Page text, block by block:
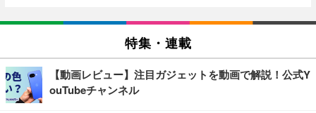
特集・連載
【動画レビュー】注目ガジェットを動画で解説！公式Y
ouTubeチャンネル